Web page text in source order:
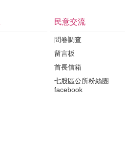
民意交流
問卷調查
留言板
首長信箱
七股區公所粉絲團
facebook